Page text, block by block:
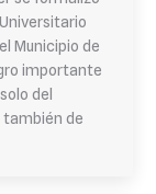
Municipio de
importante
del
también de